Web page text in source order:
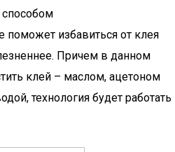
поможет избавиться от клея
Причем в данном
клей – маслом, ацетоном
технология будет работать